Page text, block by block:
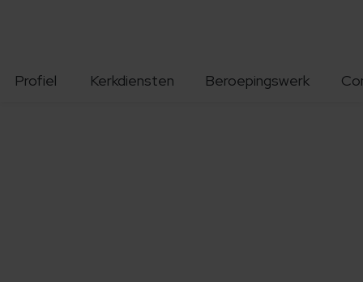
Profiel Kerkdiensten Beroepingswerk